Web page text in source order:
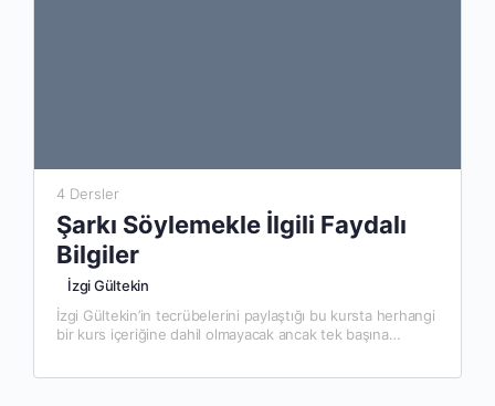
4 Dersler
Şarkı Söylemekle İlgili Faydalı
Bilgiler
İzgi Gültekin
İzgi Gültekin’in tecrübelerini paylaştığı bu kursta herhangi
bir kurs içeriğine dahil olmayacak ancak tek başına